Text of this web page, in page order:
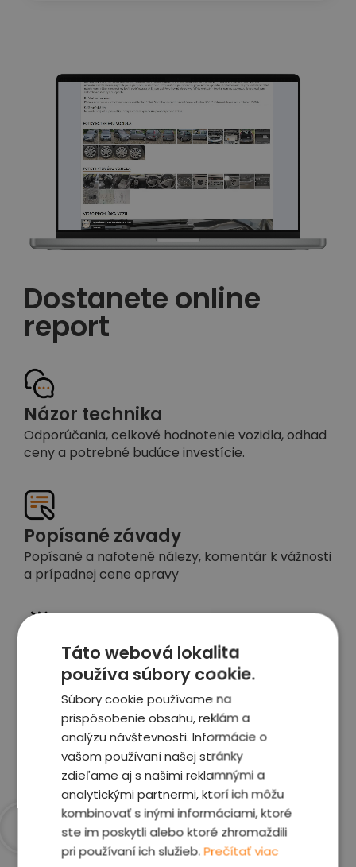
Dostanete online
report
Názor technika
Odporúčania, celkové hodnotenie vozidla, odhad
ceny a potrebné budúce investície.
Popísané závady
Popísané a nafotené nálezy, komentár k vážnosti
a prípadnej cene opravy
Detailné foto aj video
Celé auto z exteriéru aj interiéru nafotíme
vrátane závad a poškodení
Zobraziť report
Táto webová lokalita
používa súbory cookie.
Súbory cookie používame na
prispôsobenie obsahu, reklám a
analýzu návštevnosti. Informácie o
vašom používaní našej stránky
zdieľame aj s našimi reklamnými a
analytickými partnermi, ktorí ich môžu
kombinovať s inými informáciami, ktoré
ste im poskytli alebo ktoré zhromaždili
pri používaní ich služieb.Prečítať viac